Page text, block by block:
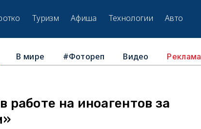
Туризм Афиша Технологии Авто
В мире #Фотореп Видео Реклама
работе на иноагентов за